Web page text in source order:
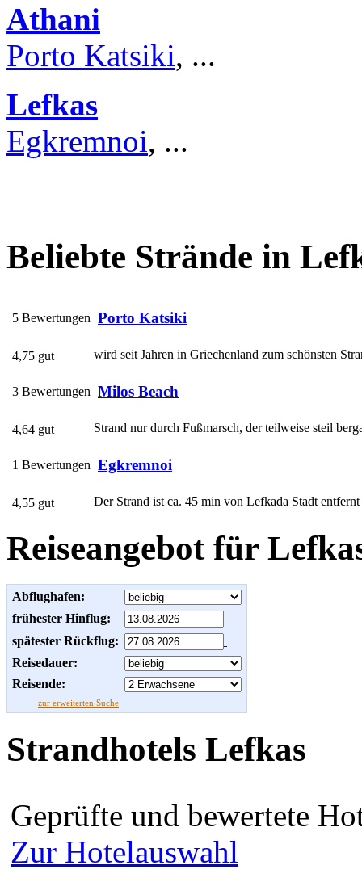
Athani
Porto Katsiki, ...
Lefkas
Egkremnoi, ...
Beliebte Strände in
5 Bewertungen Porto Katsiki
wird seit Jahren in Griechenland zum schönsten
4,75 gut
3 Bewertungen Milos Beach
Strand nur durch Fußmarsch, der teilweise steil
4,64 gut
1 Bewertungen Egkremnoi
Der Strand ist ca. 45 min von Lefkada Stadt
4,55 gut
Reiseangebot für
Abflughafen:
frühester Hinflug:
spätester Rückflug:
Reisedauer:
Reisende:
zur erweiterten Suche
Strandhotels Lefkas
Geprüfte und bewertete
Zur Hotelauswahl